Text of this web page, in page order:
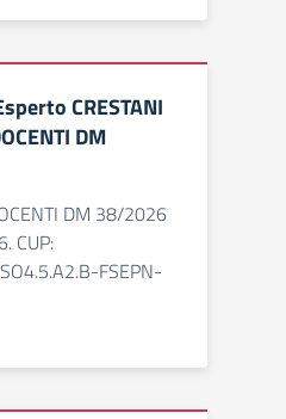
CRESTANI
DM
DM 38/2026
CUP:
FSEPN-